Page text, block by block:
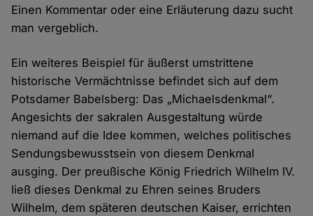
Einen Kommentar oder eine Erläuterung dazu sucht
man vergeblich.
Ein weiteres Beispiel für äußerst umstrittene
historische Vermächtnisse befindet sich auf dem
Potsdamer Babelsberg: Das „Michaelsdenkmal“.
Angesichts der sakralen Ausgestaltung würde
niemand auf die Idee kommen, welches politisches
Sendungsbewusstsein von diesem Denkmal
ausging. Der preußische König Friedrich Wilhelm IV.
ließ dieses Denkmal zu Ehren seines Bruders
Wilhelm, dem späteren deutschen Kaiser, errichten